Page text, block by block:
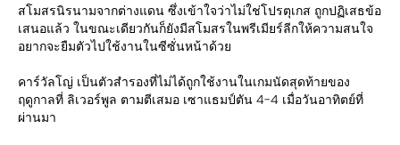
สโมสรนิรนามจากต่างแดน ซึ่งเข้าใจว่าไม่ใช่โปรตุเกส ถูกปฏิเสธข้อ
เสนอแล้ว ในขณะเดียวกันก็ยังมีสโมสรในพรีเมียร์ลีกให้ความสนใจ
อยากจะยืมตัวไปใช้งานในซีซั่นหน้าด้วย
คาร์วัลโญ่ เป็นตัวสำรองที่ไม่ได้ถูกใช้งานในเกมนัดสุดท้ายของ
ฤดูกาลที่ ลิเวอร์พูล ตามตีเสมอ เซาแธมป์ตัน 4-4 เมื่อวันอาทิตย์ที่
ผ่านมา